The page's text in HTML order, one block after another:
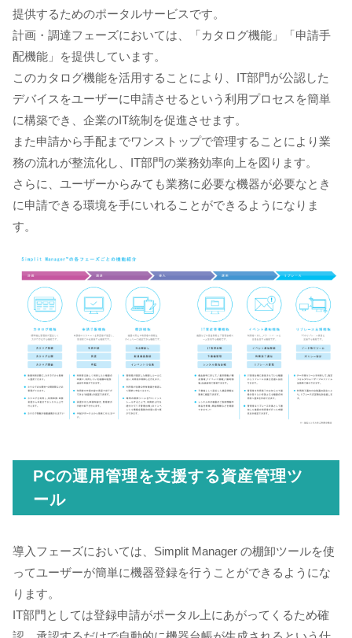
提供するためのポータルサービスです。
計画・調達フェーズにおいては、「カタログ機能」「申請手
配機能」を提供しています。
このカタログ機能を活用することにより、IT部門が公認した
デバイスをユーザーに申請させるという利用プロセスを簡単
に構築でき、企業のIT統制を促進させます。
また申請から手配までワンストップで管理することにより業
務の流れが整流化し、IT部門の業務効率向上を図ります。
さらに、ユーザーからみても業務に必要な機器が必要なとき
に申請できる環境を手にいれることができるようになりま
す。
PCの運用管理を支援する資産管理ツ
ール
導入フェーズにおいては、Simplit Manager の棚卸ツールを使
ってユーザーが簡単に機器登録を行うことができるようにな
ります。
IT部門としては登録申請がポータル上にあがってくるため確